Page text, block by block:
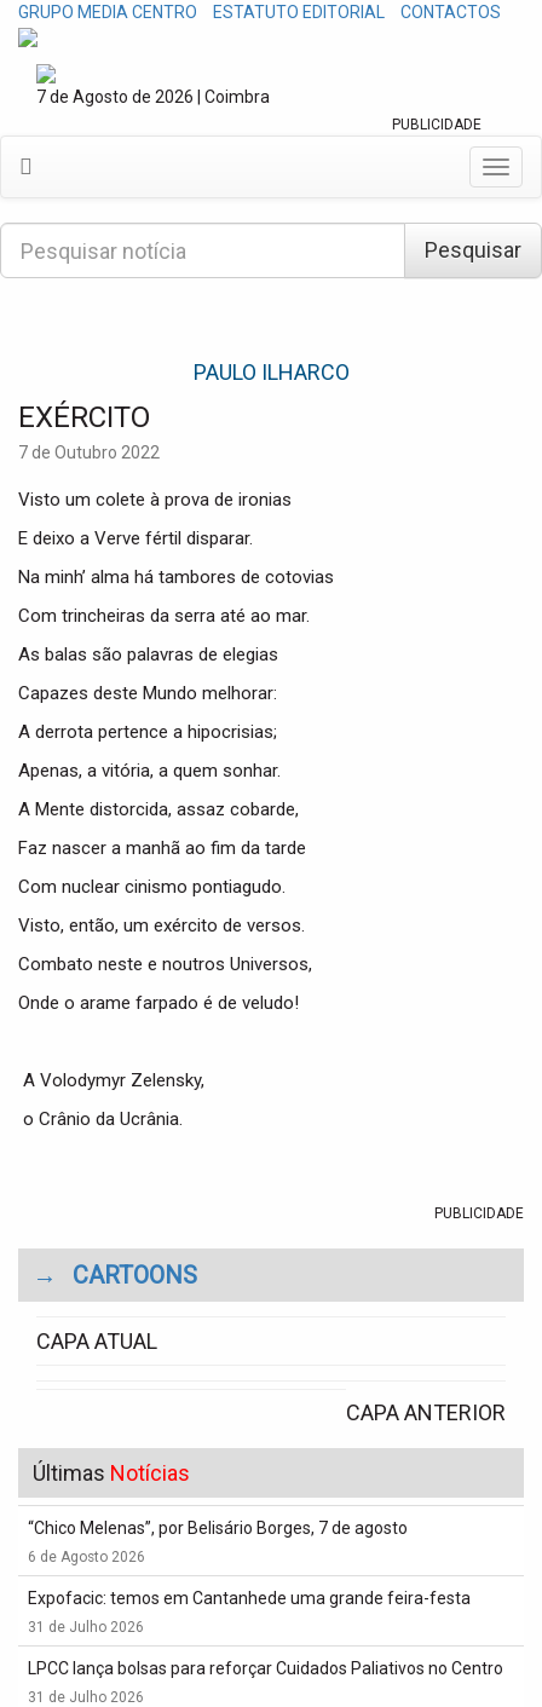
GRUPO MEDIA CENTRO ESTATUTO EDITORIAL CONTACTOS
7 de Agosto de 2026 | Coimbra
PUBLICIDADE
T
o
g
P
s
Pesquisar
PAULO ILHARCO
EXÉRCITO
7 de Outubro 2022
Visto um colete à prova de ironias
E deixo a Verve fértil disparar.
Na minh’ alma há tambores de cotovias
Com trincheiras da serra até ao mar.
As balas são palavras de elegias
Capazes deste Mundo melhorar:
A derrota pertence a hipocrisias;
Apenas, a vitória, a quem sonhar.
A Mente distorcida, assaz cobarde,
Faz nascer a manhã ao fim da tarde
Com nuclear cinismo pontiagudo.
Visto, então, um exército de versos.
Combato neste e noutros Universos,
Onde o arame farpado é de veludo!
A Volodymyr Zelensky,
o Crânio da Ucrânia.
PUBLICIDADE
→ CARTOONS
CAPA ATUAL
CAPA ANTERIOR
Últimas Notícias
“Chico Melenas”, por Belisário Borges, 7 de agosto
6 de Agosto 2026
Expofacic: temos em Cantanhede uma grande feira-festa
31 de Julho 2026
LPCC lança bolsas para reforçar Cuidados Paliativos no Centro
31 de Julho 2026